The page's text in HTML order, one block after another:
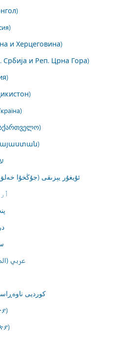
и Херцеговина)
Србија и Реп. Црна Гора)
ئۇيغۇر يېزىقى (جۇڭخۇا
عربي
کوردیی